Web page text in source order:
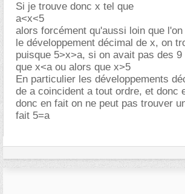
Si je trouve donc x tel que
a<x<5
alors forcément qu'aussi loin que
le développement décimal de x, on
puisque 5>x>a, si on avait pas des 9
que x<a ou alors que x>5
En particulier les développements
de a coincident a tout ordre, et donc
donc en fait on ne peut pas trouver
fait 5=a